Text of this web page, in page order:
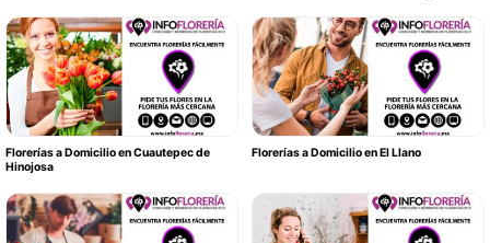
Florerías a Domicilio en Cuautepec de
Hinojosa
Florerías a Domicilio en El Llano